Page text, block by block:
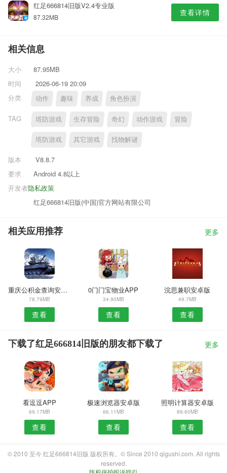
红足666814旧版V2.4专业版
87.32MB 查看详情
相关信息
大小
87.95MB
时间
2026-06-19 20:09
分类
动作 趣味 养成 角色扮演
TAG 塔防游戏 生存冒险 奇幻 动作游戏 冒险
塔防游戏 其它游戏 找物解谜
版本
V8.8.7
要求
Android 4.8以上
隐私政策
开发者
红足666814旧版(中国)官方网站有限公司
相关应用推荐 更多
重庆公积金查询安卓版
78.79MB
查看
0门门宝物业APP
34.90MB
查看
浣思兼职安卓版
49.7MB
查看
下载了红足666814旧版的朋友都下载了 更多
看逗逗APP
69.17MB
查看
极速浏览器安卓版
66.11MB
查看
照明计算器安卓版
89.60MB
查看
© 2010 至今 红足666814旧版 版权所有。© Since 2010 qigushi.com. All rights
reserved.